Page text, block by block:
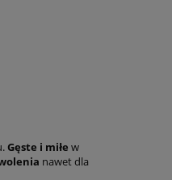
Gęste i miłe w
nawet dla